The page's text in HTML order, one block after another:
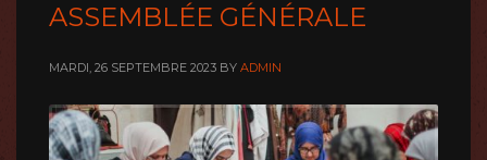
ASSEMBLÉE GÉNÉRALE
MARDI, 26 SEPTEMBRE 2023 BY ADMIN